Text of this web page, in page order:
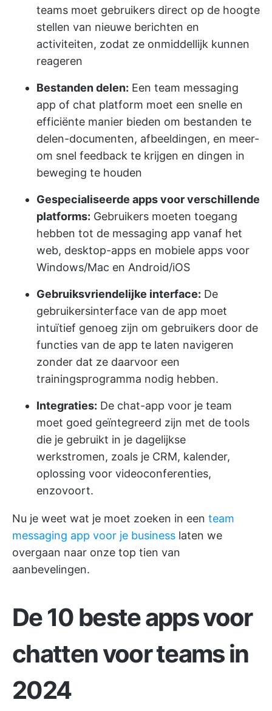
teams moet gebruikers direct op de hoogte
stellen van nieuwe berichten en
activiteiten, zodat ze onmiddellijk kunnen
reageren
Bestanden delen: Een team messaging
app of chat platform moet een snelle en
efficiënte manier bieden om bestanden te
delen-documenten, afbeeldingen, en meer-
om snel feedback te krijgen en dingen in
beweging te houden
Gespecialiseerde apps voor verschillende
platforms: Gebruikers moeten toegang
hebben tot de messaging app vanaf het
web, desktop-apps en mobiele apps voor
Windows/Mac en Android/iOS
Gebruiksvriendelijke interface: De
gebruikersinterface van de app moet
intuïtief genoeg zijn om gebruikers door de
functies van de app te laten navigeren
zonder dat ze daarvoor een
trainingsprogramma nodig hebben.
Integraties: De chat-app voor je team
moet goed geïntegreerd zijn met de tools
die je gebruikt in je dagelijkse
werkstromen, zoals je CRM, kalender,
oplossing voor videoconferenties,
enzovoort.
Nu je weet wat je moet zoeken in een team
messaging app voor je business laten we
overgaan naar onze top tien van
aanbevelingen.
De 10 beste apps voor
chatten voor teams in
2024